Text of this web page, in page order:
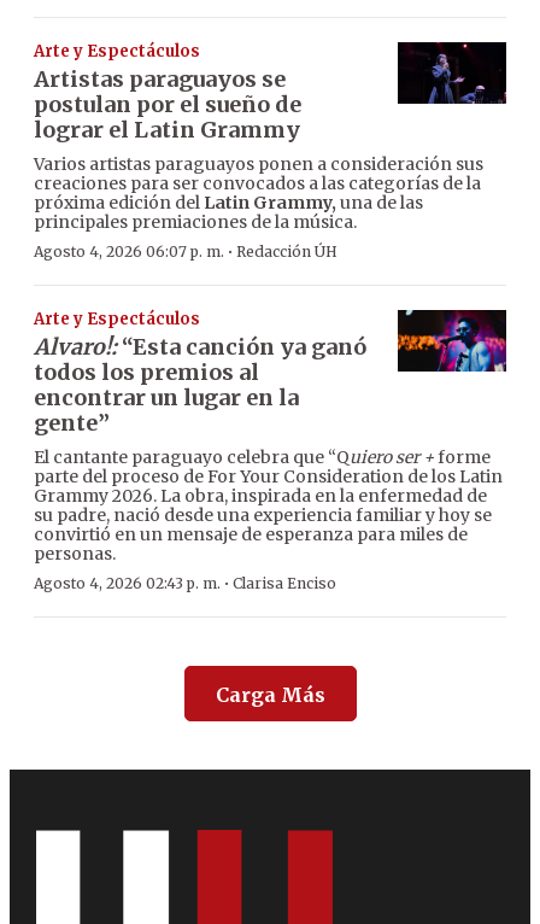
Arte y Espectáculos
Artistas paraguayos se
postulan por el sueño de
lograr el Latin Grammy
Varios artistas paraguayos ponen a consideración sus
creaciones para ser convocados a las categorías de la
próxima edición del Latin Grammy, una de las
principales premiaciones de la música.
Agosto 4, 2026 06:07 p. m. · Redacción ÚH
Arte y Espectáculos
Alvaro!:“Esta canción ya ganó
todos los premios al
encontrar un lugar en la
gente”
El cantante paraguayo celebra que “Quiero ser +forme
parte del proceso de For Your Consideration de los Latin
Grammy 2026. La obra, inspirada en la enfermedad de
su padre, nació desde una experiencia familiar y hoy se
convirtió en un mensaje de esperanza para miles de
personas.
Agosto 4, 2026 02:43 p. m. · Clarisa Enciso
Carga Más